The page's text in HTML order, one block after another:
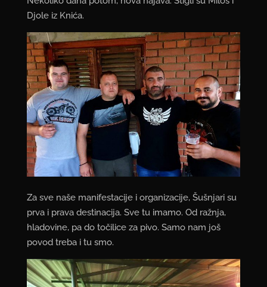
Djole iz Knića.
Za sve naše manifestacije i organizacije, Šušnjari su
prva i prava destinacija. Sve tu imamo. Od ražnja,
hladovine, pa do točilice za pivo. Samo nam još
povod treba i tu smo.